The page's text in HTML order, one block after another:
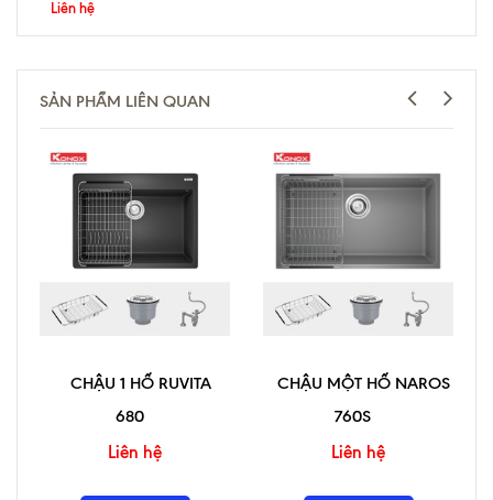
Liên hệ
SẢN PHẨM LIÊN QUAN
CHẬU 1 HỐ RUVITA
680
Liên hệ
CHẬU MỘT HỐ NAROS
760S
Liên hệ